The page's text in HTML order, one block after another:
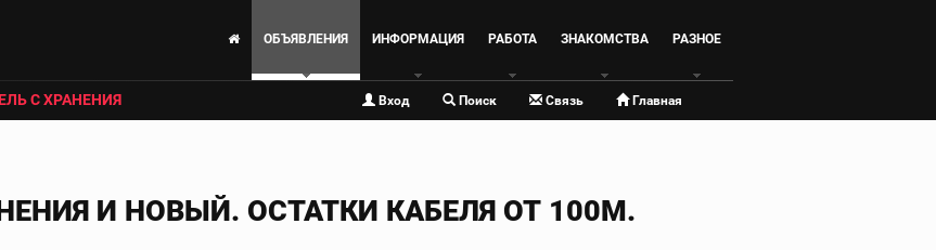
ОБЪЯВЛЕНИЯ ИНФОРМАЦИЯ РАБОТА ЗНАКОМСТВА РАЗНОЕ
С ХРАНЕНИЯ Вход Поиск Связь Главная
И НОВЫЙ. ОСТАТКИ КАБЕЛЯ ОТ 100М.